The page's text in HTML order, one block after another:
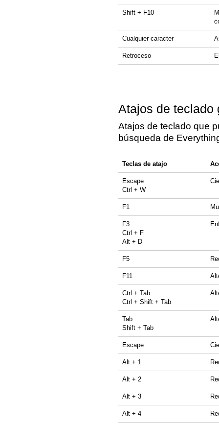
Shift + F10
Cualquier caracter
Retroceso
Atajos de teclado
Atajos de teclado que
búsqueda de
Teclas de atajo
Escape
Ctrl + W
F1
F3
Ctrl + F
Alt + D
F5
F11
Ctrl + Tab
Ctrl + Shift + Tab
Tab
Shift + Tab
Escape
Alt + 1
Alt + 2
Alt + 3
Alt + 4